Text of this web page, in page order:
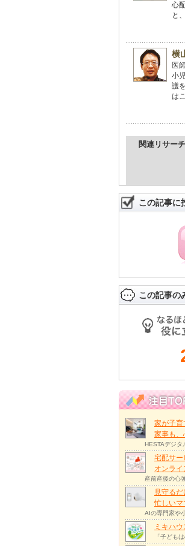
心
と
横
医
小
護
は
関連リサーチ
この記事に
この記事の
家が子育
家事も、
HESTAデジタ
宅配サー
オンラ
産前産後の心
見守る
忙しいマ
AIの専門家や
ミキハ
「子ども